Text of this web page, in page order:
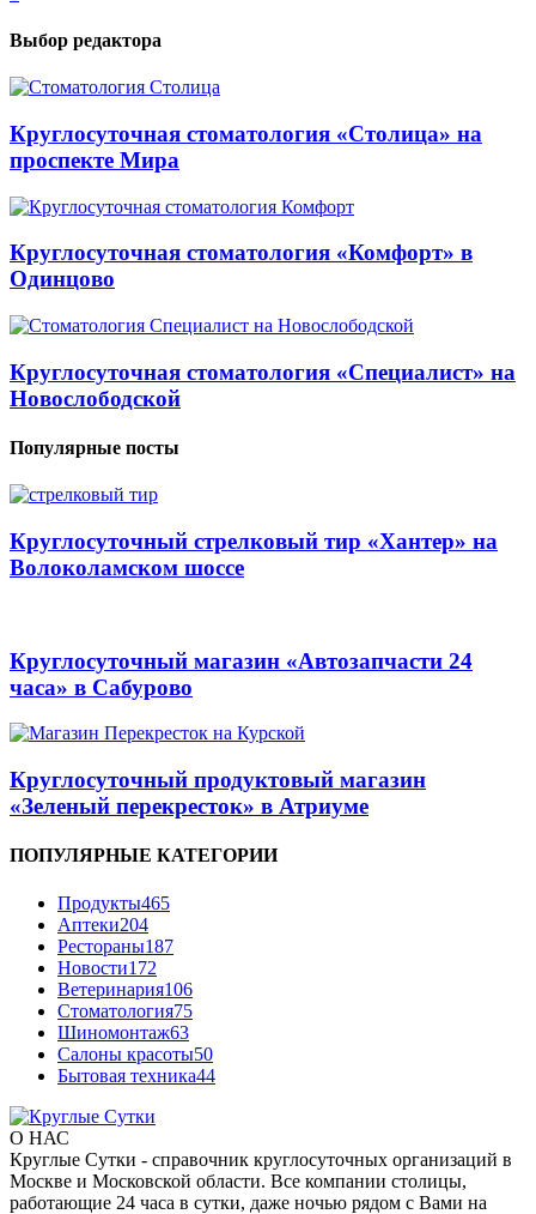
Выбор редактора
Круглосуточная стоматология «Столица» на
проспекте Мира
Круглосуточная стоматология «Комфорт» в
Одинцово
Круглосуточная стоматология «Специалист» на
Новослободской
Популярные посты
Круглосуточный стрелковый тир «Хантер» на
Волоколамском шоссе
Круглосуточный магазин «Автозапчасти 24
часа» в Сабурово
Круглосуточный продуктовый магазин
«Зеленый перекресток» в Атриуме
ПОПУЛЯРНЫЕ КАТЕГОРИИ
Продукты465
Аптеки204
Рестораны187
Новости172
Ветеринария106
Стоматология75
Шиномонтаж63
Салоны красоты50
Бытовая техника44
О НАС
Круглые Сутки - справочник круглосуточных организаций в
Москве и Московской области. Все компании столицы,
работающие 24 часа в сутки, даже ночью рядом с Вами на